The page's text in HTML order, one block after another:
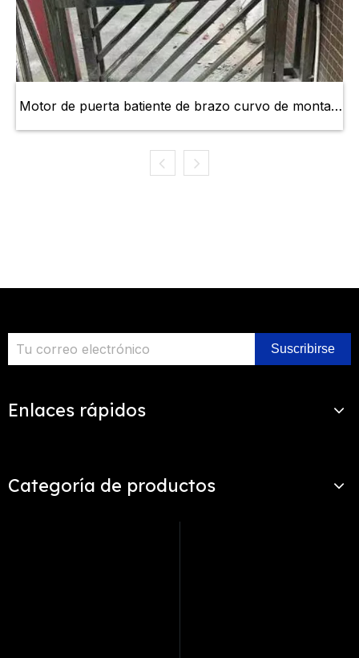
Motor de puerta batiente de brazo curvo de montaje
Suscribirse
Enlaces rápidos
Categoría de productos